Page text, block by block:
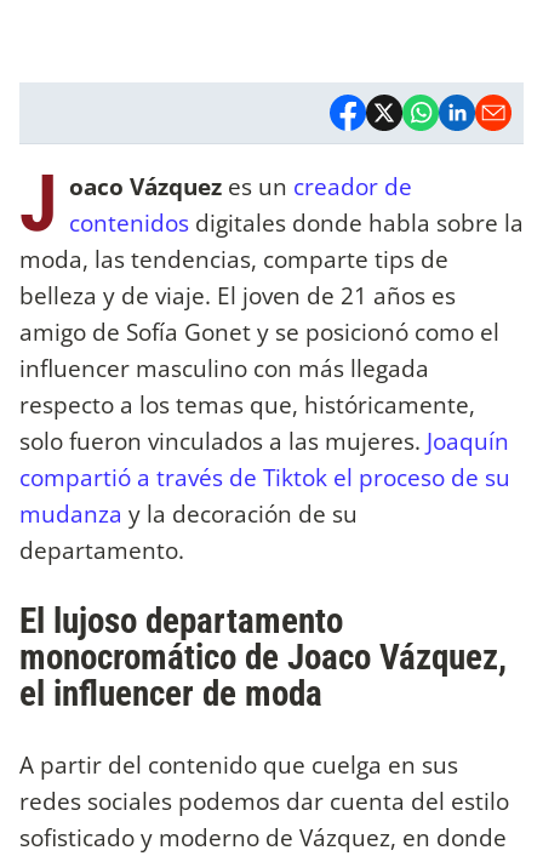
J oaco Vázquez es un creador de
contenidos digitales donde habla sobre la
moda, las tendencias, comparte tips de
belleza y de viaje. El joven de 21 años es
amigo de Sofía Gonet y se posicionó como el
influencer masculino con más llegada
respecto a los temas que, históricamente,
solo fueron vinculados a las mujeres. Joaquín
compartió a través de Tiktok el proceso de su
mudanza y la decoración de su
departamento.
El lujoso departamento
monocromático de Joaco Vázquez,
el influencer de moda
A partir del contenido que cuelga en sus
redes sociales podemos dar cuenta del estilo
sofisticado y moderno de Vázquez, en donde